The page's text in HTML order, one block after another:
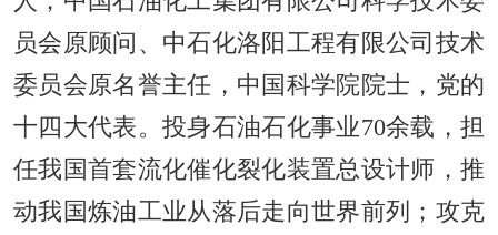
员会原顾问、中石化洛阳工程有限公司技术
委员会原名誉主任，中国科学院院士，党的
十四大代表。投身石油石化事业70余载，担
任我国首套流化催化裂化装置总设计师，推
动我国炼油工业从落后走向世界前列；攻克